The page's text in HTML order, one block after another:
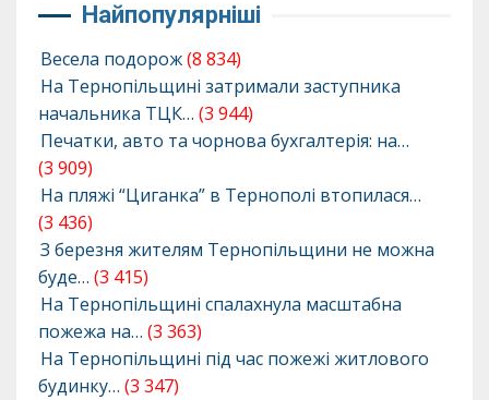
Найпопулярніші
Весела подорож(8 834)
На Тернопільщині затримали заступника
начальника ТЦК… (3 944)
Печатки, авто та чорнова бухгалтерія: на…
(3 909)
На пляжі “Циганка” в Тернополі втопилася…
(3 436)
З березня жителям Тернопільщини не можна
буде… (3 415)
На Тернопільщині спалахнула масштабна
пожежа на… (3 363)
На Тернопільщині під час пожежі житлового
будинку… (3 347)